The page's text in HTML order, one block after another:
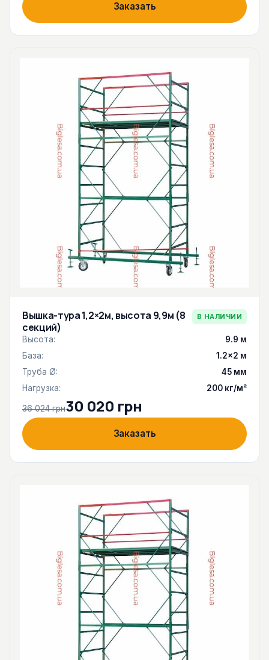
Заказать
Вышка-тура 1,2×2м, высота 9,9м (8
секций)
В НАЛИЧИИ
Высота:
9.9 м
База:
1.2×2 м
Труба Ø:
45 мм
Нагрузка:
200 кг/м²
36 024 грн30 020 грн
Заказать